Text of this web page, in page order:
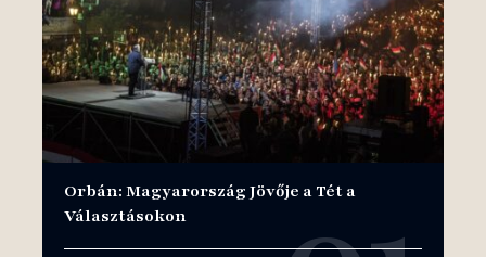
Orbán: Magyarország Jövője a Tét a
Választásokon